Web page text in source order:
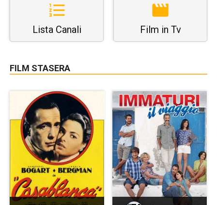
Lista Canali Film in Tv
FILM STASERA